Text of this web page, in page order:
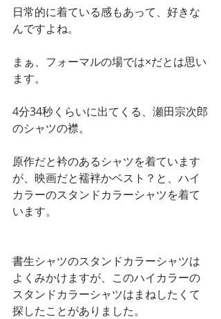
日常的に着ている感もあって、好きな
んですよね。
まぁ、フォーマルの場では×だとは思い
ます。
4分34秒くらいに出てくる、瀬田宗次郎
のシャツの襟。
原作だと衿のあるシャツを着ています
が、映画だと襦袢かベスト？と、ハイ
カラーのスタンドカラーシャツを着て
います。
書生シャツのスタンドカラーシャツは
よくみかけますが、このハイカラーの
スタンドカラーシャツはまねしたくて
探したことがありました。